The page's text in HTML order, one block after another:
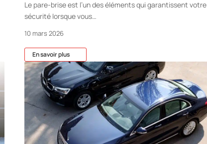
Le pare-brise est l’un des éléments qui garantissent votre
sécurité lorsque vous…
10 mars 2026
En savoir plus